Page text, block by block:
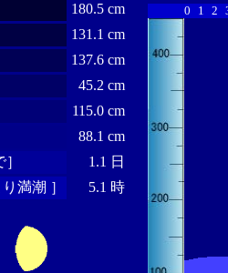
180.5 cm
131.1 cm
137.6 cm
45.2 cm
115.0 cm
88.1 cm
1.1 日
満潮 ］
5.1 時
0 1 2